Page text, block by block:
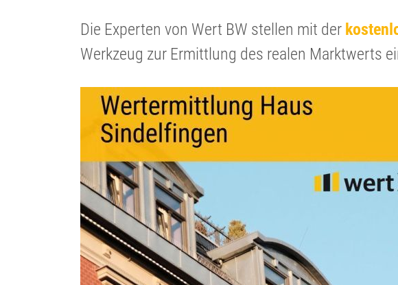
Die Experten von Wert BW stellen mit der
Werkzeug zur Ermitt­lung des realen Markt­werts